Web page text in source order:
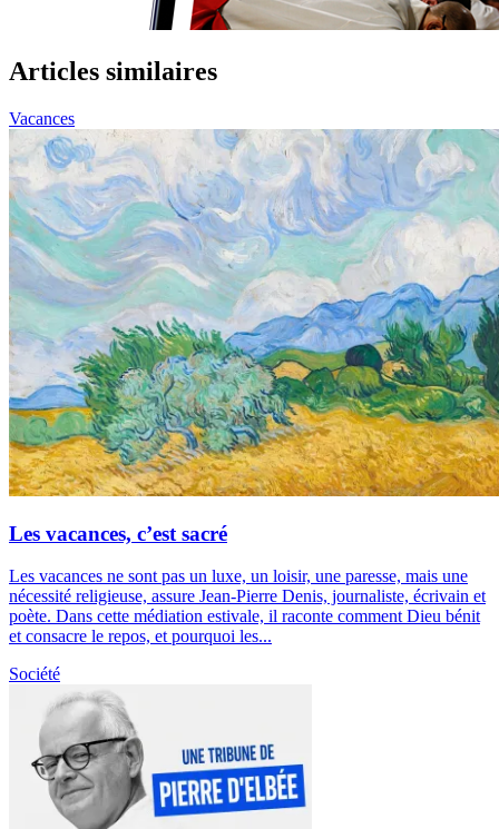
Articles similaires
Vacances
Les vacances, c’est sacré
Les vacances ne sont pas un luxe, un loisir, une paresse, mais une
nécessité religieuse, assure Jean-Pierre Denis, journaliste, écrivain et
poète. Dans cette médiation estivale, il raconte comment Dieu bénit
et consacre le repos, et pourquoi les...
Société